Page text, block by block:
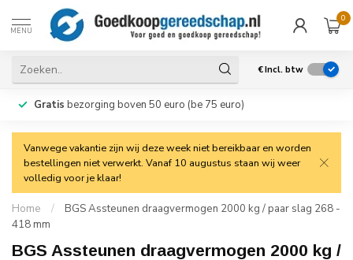
MENU
0
€Incl. btw
Gratis bezorging boven 50 euro (be 75 euro)
Vanwege vakantie zijn wij deze week niet bereikbaar en worden
bestellingen niet verwerkt. Vanaf 10 augustus staan wij weer
volledig voor je klaar!
Home /
BGS Assteunen draagvermogen 2000 kg / paar slag 268 -
418 mm
BGS Assteunen draagvermogen 2000 kg /